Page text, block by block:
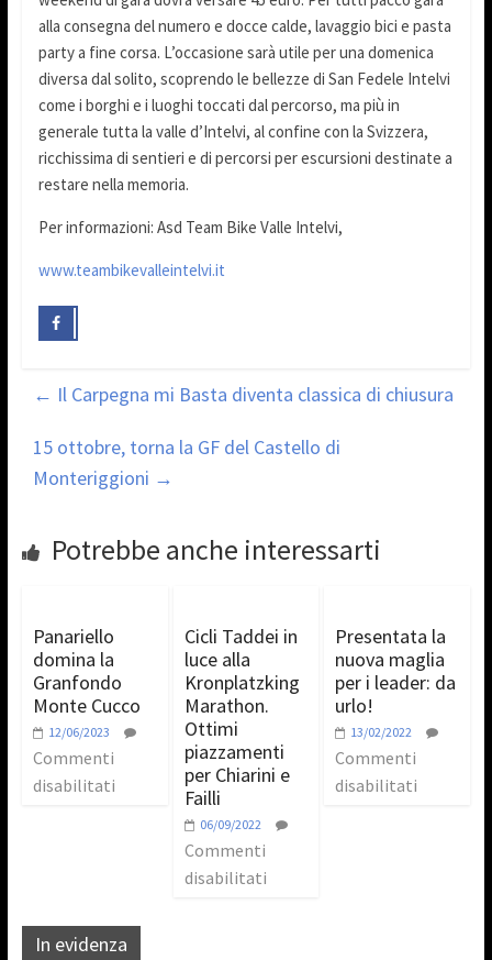
alla consegna del numero e docce calde, lavaggio bici e pasta
party a fine corsa. L’occasione sarà utile per una domenica
diversa dal solito, scoprendo le bellezze di San Fedele Intelvi
come i borghi e i luoghi toccati dal percorso, ma più in
generale tutta la valle d’Intelvi, al confine con la Svizzera,
ricchissima di sentieri e di percorsi per escursioni destinate a
restare nella memoria.
Per informazioni: Asd Team Bike Valle Intelvi,
www.teambikevalleintelvi.it
← Il Carpegna mi Basta diventa classica di chiusura
15 ottobre, torna la GF del Castello di
Monteriggioni →
Potrebbe anche interessarti
Panariello
domina la
Granfondo
Monte Cucco
12/06/2023
Commenti
disabilitati
Cicli Taddei in
luce alla
Kronplatzking
Marathon.
Ottimi
piazzamenti
per Chiarini e
Failli
06/09/2022
Commenti
disabilitati
Presentata la
nuova maglia
per i leader: da
urlo!
13/02/2022
Commenti
disabilitati
In evidenza